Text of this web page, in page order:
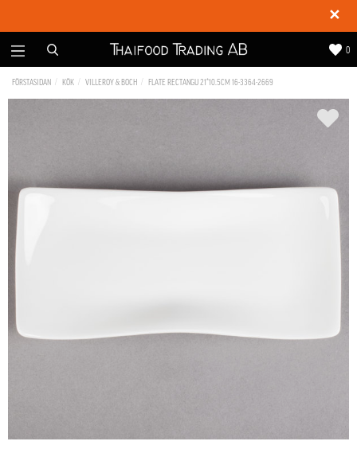
✕
0
FÖRSTASIDAN KÖK VILLEROY & BOCH FLATE RECTANGU 21*10.5CM 16-3364-2669